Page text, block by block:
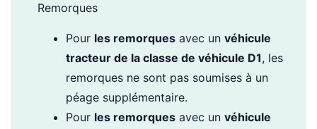
Remorques
Pour les remorques avec unvéhicule
tracteur de la classe de véhicule D1, les
remorques ne sont pas soumises à un
péage supplémentaire.
Pour les remorques avec unvéhicule